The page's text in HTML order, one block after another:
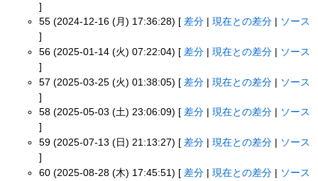
]
55 (2024-12-16 (月) 17:36:28) [ 差分 |現在との差分
ソース
]
56 (2025-01-14 (火) 07:22:04) [ 差分 |現在との差分
ソース
]
57 (2025-03-25 (火) 01:38:05) [ 差分 |現在との差分
ソース
]
58 (2025-05-03 (土) 23:06:09) [ 差分 |現在との差分
ソース
]
59 (2025-07-13 (日) 21:13:27) [ 差分 |現在との差分
ソース
]
60 (2025-08-28 (木) 17:45:51) [ 差分 |現在との差分
ソース